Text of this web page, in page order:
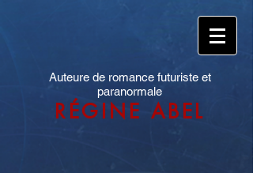
Auteure de romance futuriste et
paranormale
RÉGINE ABEL